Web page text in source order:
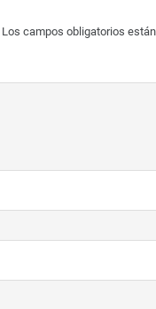
Los campos obligatorios